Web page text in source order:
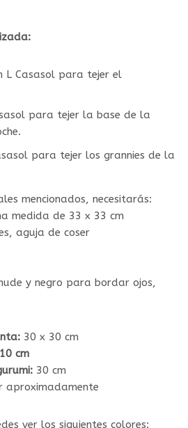
L Casasol para tejer el
para tejer la base de la
para tejer los grannies de la
mencionados, necesitarás:
medida de 33 x 33 cm
aguja de coser
y negro para bordar ojos,
30 x 30 cm
cm
30 cm
aproximadamente
ver los siguientes colores: